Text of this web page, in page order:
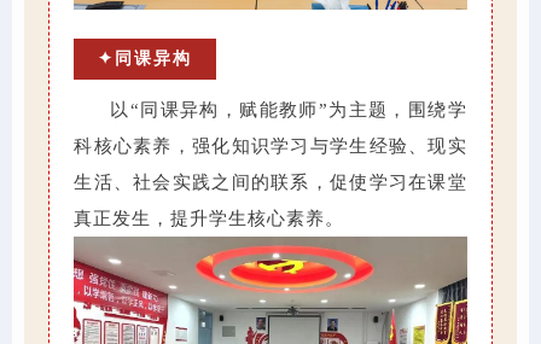
✦同课异构
以“同课异构，赋能教师”为主题，围绕学
科核心素养，强化知识学习与学生经验、现实
生活、社会实践之间的联系，促使学习在课堂
真正发生，提升学生核心素养。